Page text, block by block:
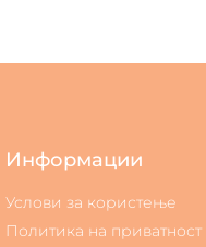
Информации
Услови за користење
Политика на приватност